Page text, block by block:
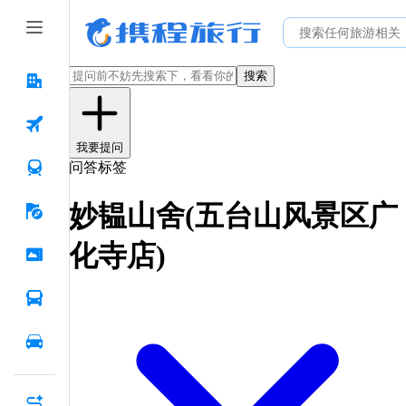
搜索
我要提问
问答标签
妙韫山舍(五台山风景区广
化寺店)